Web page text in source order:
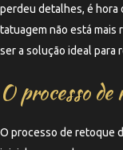
perdeu detalhes, é hora
tatuagem não está mais
ser a solução ideal para
O processo
O processo de retoque